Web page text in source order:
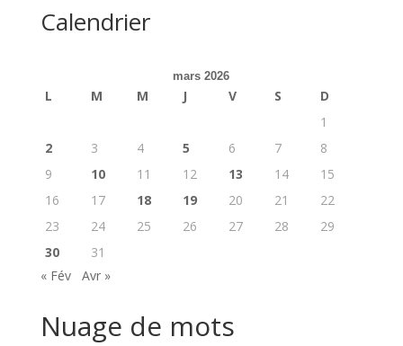
Calendrier
mars 2026
L M M J V S
D
1
2
3 4 5 6 7
8
9
10 11 12 13 14
15
16
17 18 19 20 21
22
23
24 25 26 27 28
29
30
31
« Fév
Avr »
Nuage de mots